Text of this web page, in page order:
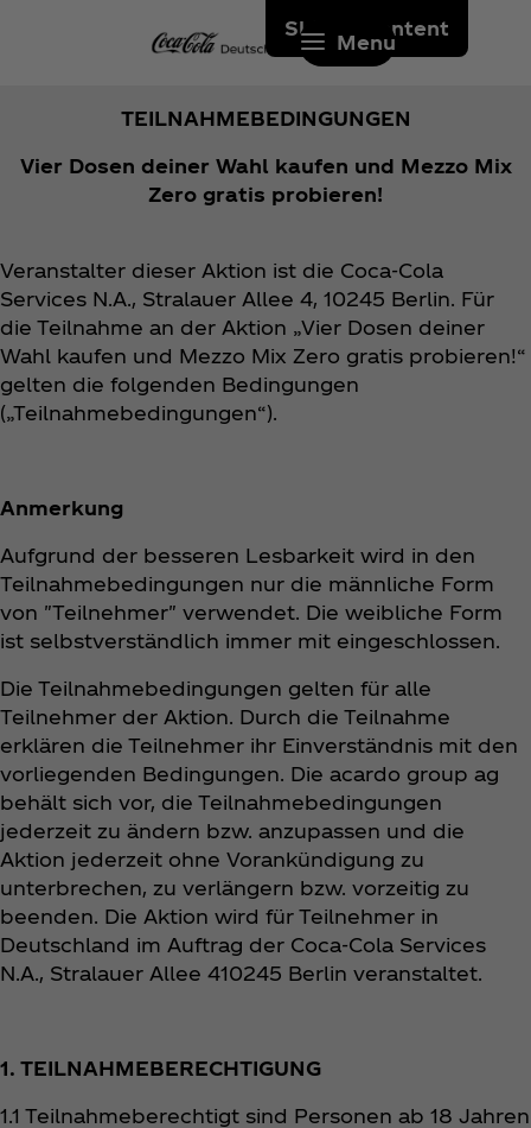
Skip to content
Menu
TEILNAHMEBEDINGUNGEN
Vier Dosen deiner Wahl kaufen und Mezzo Mix
Zero gratis probieren!
Veranstalter dieser Aktion ist die Coca‑Cola
Services N.A., Stralauer Allee 4, 10245 Berlin. Für
die Teilnahme an der Aktion „Vier Dosen deiner
Wahl kaufen und Mezzo Mix Zero gratis probieren!“
gelten die folgenden Bedingungen
(„Teilnahmebedingungen“).
Anmerkung
Aufgrund der besseren Lesbarkeit wird in den
Teilnahmebedingungen nur die männliche Form
von "Teilnehmer" verwendet. Die weibliche Form
ist selbstverständlich immer mit eingeschlossen.
Die Teilnahmebedingungen gelten für alle
Teilnehmer der Aktion. Durch die Teilnahme
erklären die Teilnehmer ihr Einverständnis mit den
vorliegenden Bedingungen. Die acardo group ag
behält sich vor, die Teilnahmebedingungen
jederzeit zu ändern bzw. anzupassen und die
Aktion jederzeit ohne Vorankündigung zu
unterbrechen, zu verlängern bzw. vorzeitig zu
beenden. Die Aktion wird für Teilnehmer in
Deutschland im Auftrag der Coca‑Cola Services
N.A., Stralauer Allee 410245 Berlin veranstaltet.
1. TEILNAHMEBERECHTIGUNG
1.1 Teilnahmeberechtigt sind Personen ab 18 Jahren